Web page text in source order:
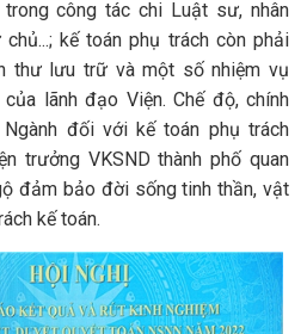
công tác chi Luật sư, nhân
kế toán phụ trách còn phải
thư lưu trữ và một số nhiệm vụ
lãnh đạo Viện. Chế độ, chính
đối với kế toán phụ trách
trưởng VKSND thành phố quan
đảm bảo đời sống tinh thần, vật
kế toán.